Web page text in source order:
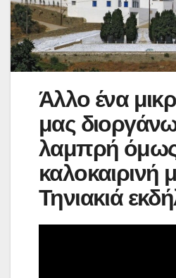
Άλλο ένα
μας
λαμπρή
καλοκαιρινή
Τηνιακιά